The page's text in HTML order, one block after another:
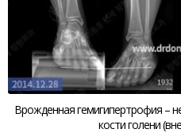
Врожденная гемигипертрофия –
кости голени